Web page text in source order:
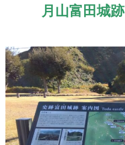
月山富田城跡